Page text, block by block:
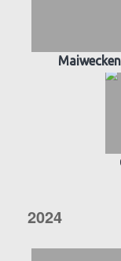
2024